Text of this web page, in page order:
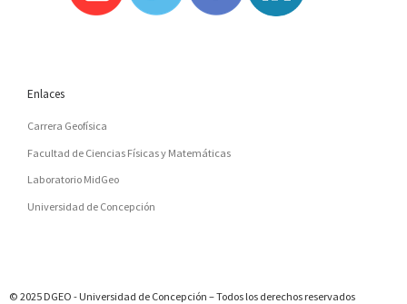
Enlaces
Carrera Geofísica
Facultad de Ciencias Físicas y Matemáticas
Laboratorio MidGeo
Universidad de Concepción